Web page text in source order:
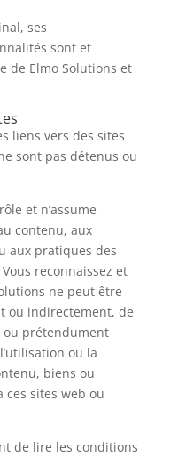
ses
sont et
de Elmo Solutions et
liens vers des sites
sont pas détenus ou
et n’assume
contenu, aux
aux pratiques des
reconnaissez et
ne peut être
ou indirectement, de
ou prétendument
ou la
biens ou
ces sites web ou
de lire les conditions